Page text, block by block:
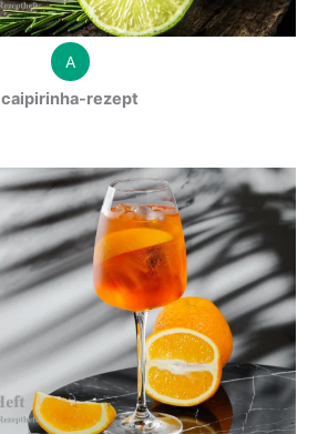
A
caipirinha-rezept